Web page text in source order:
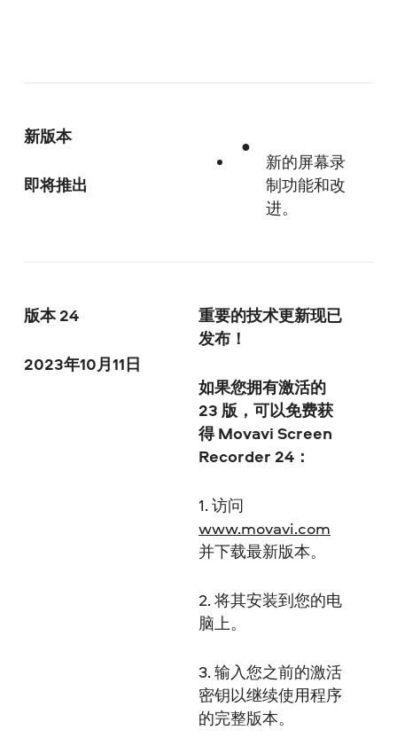
新版本
即将推出
新的屏幕录
制功能和改
进。
版本 24
2023年10月11日
重要的技术更新现已
发布！
如果您拥有激活的
23 版，可以免费获
得 Movavi Screen
Recorder 24：
1. 访问
www.movavi.com
并下载最新版本。
2. 将其安装到您的电
脑上。
3. 输入您之前的激活
密钥以继续使用程序
的完整版本。